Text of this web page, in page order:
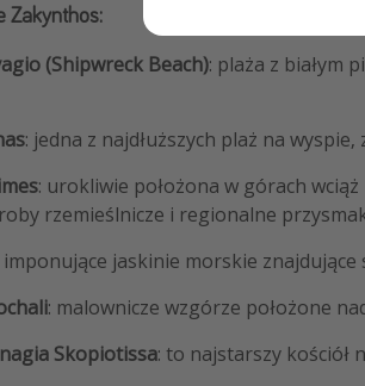
Zakynthos:
(Shipwreck Beach): plaża z białym
: jedna z najdłuższych plaż na
: urokliwie położona w górach
rzemieślnicze i regionalne
imponujące jaskinie morskie
: malownicze wzgórze położone
Skopiotissa: to najstarszy kościół